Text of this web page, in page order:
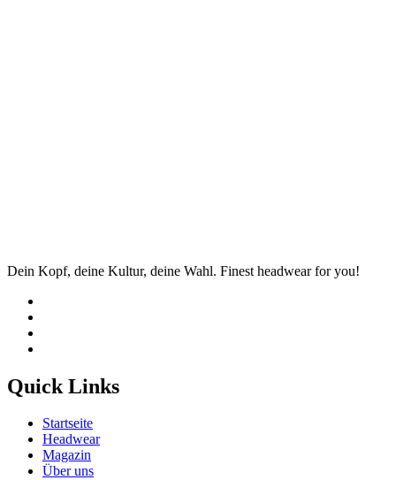
Dein Kopf, deine Kultur, deine Wahl. Finest headwear for you!
Quick Links
Startseite
Headwear
Magazin
Über uns